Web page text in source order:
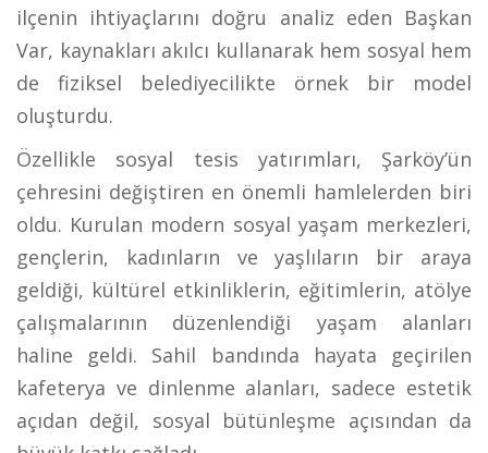
ilçenin ihtiyaçlarını doğru analiz eden Başkan
Var, kaynakları akılcı kullanarak hem sosyal hem
de fiziksel belediyecilikte örnek bir model
oluşturdu.
Özellikle sosyal tesis yatırımları, Şarköy’ün
çehresini değiştiren en önemli hamlelerden biri
oldu. Kurulan modern sosyal yaşam merkezleri,
gençlerin, kadınların ve yaşlıların bir araya
geldiği, kültürel etkinliklerin, eğitimlerin, atölye
çalışmalarının düzenlendiği yaşam alanları
haline geldi. Sahil bandında hayata geçirilen
kafeterya ve dinlenme alanları, sadece estetik
açıdan değil, sosyal bütünleşme açısından da